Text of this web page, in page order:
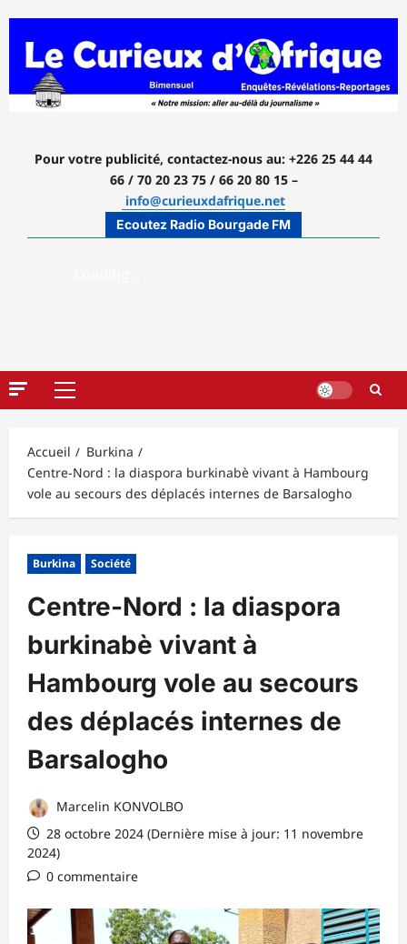
contenu
Pour votre publicité, contactez-nous au: +226 25 44 44
66 / 70 20 23 75 / 66 20 80 15 –
info@curieuxdafrique.net
Ecoutez Radio Bourgade FM
Menu
Accueil
Burkina
Centre-Nord : la diaspora burkinabè vivant à Hambourg
vole au secours des déplacés internes de Barsalogho
Burkina Société
Centre-Nord : la diaspora
burkinabè vivant à
Hambourg vole au secours
des déplacés internes de
Barsalogho
Marcelin KONVOLBO
28 octobre 2024 (Dernière mise à jour: 11 novembre
2024)
0 commentaire